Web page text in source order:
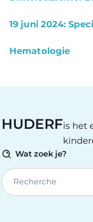
19 juni 2024:
Hematologie
HUDERFis het
Wat zoek je?
Recherche